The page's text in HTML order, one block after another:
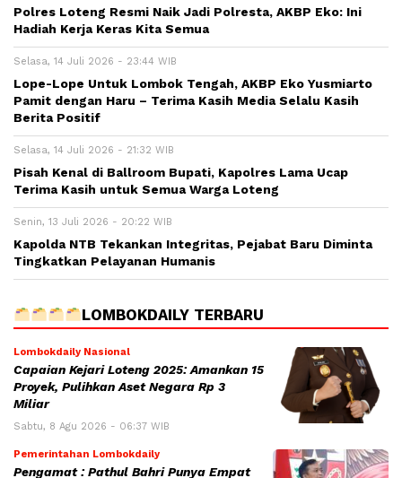
Polres Loteng Resmi Naik Jadi Polresta, AKBP Eko: Ini
Hadiah Kerja Keras Kita Semua
Selasa, 14 Juli 2026 - 23:44 WIB
Lope-Lope Untuk Lombok Tengah, AKBP Eko Yusmiarto
Pamit dengan Haru – Terima Kasih Media Selalu Kasih
Berita Positif
Selasa, 14 Juli 2026 - 21:32 WIB
Pisah Kenal di Ballroom Bupati, Kapolres Lama Ucap
Terima Kasih untuk Semua Warga Loteng
Senin, 13 Juli 2026 - 20:22 WIB
Kapolda NTB Tekankan Integritas, Pejabat Baru Diminta
Tingkatkan Pelayanan Humanis
LOMBOKDAILY TERBARU
Lombokdaily Nasional
Capaian Kejari Loteng 2025: Amankan 15
Proyek, Pulihkan Aset Negara Rp 3
Miliar
Sabtu, 8 Agu 2026 - 06:37 WIB
Pemerintahan Lombokdaily
Pengamat : Pathul Bahri Punya Empat